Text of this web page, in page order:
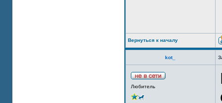
Вернуться к началу
kot_
Любитель